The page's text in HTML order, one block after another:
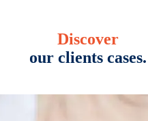
Discover
our clients cases.